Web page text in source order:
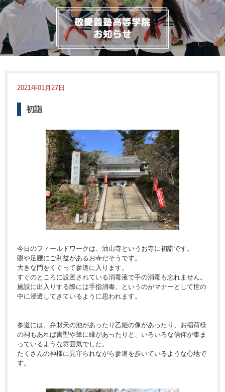
2021年01月27日
初詣
今日のフィールドワークは、油山寺というお寺に初詣です。
眼や足腰にご利益があるお寺だそうです。
大きな門をくぐって参道に入ります。
すぐのところに設置されている消毒液で手の消毒も忘れません。
施設に出入りする際には手指消毒、というのがマナーとして世の
中に浸透してきているように思われます。
参道には、弁財天の池があったり乙姫の像があったり、お稲荷様
の祠もあれば書聖や筆に縁があったりと、いろいろな信仰が集ま
っているような雰囲気でした。
たくさんの神様に見守られながら参道を歩いているような心地で
す。